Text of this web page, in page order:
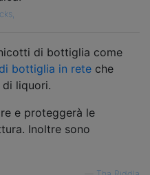
di bottiglia come
bottiglia in rete che
di liquori.
e proteggerà le
Inoltre sono